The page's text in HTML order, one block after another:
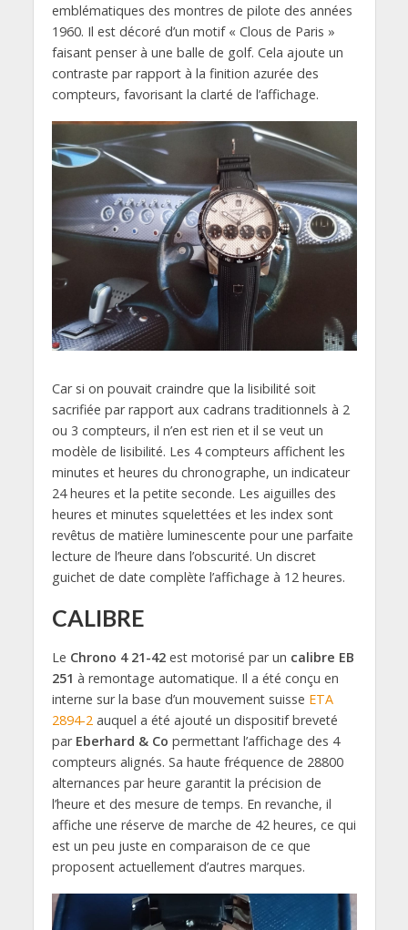
emblématiques des montres de pilote des années
1960. Il est décoré d’un motif « Clous de Paris »
faisant penser à une balle de golf. Cela ajoute un
contraste par rapport à la finition azurée des
compteurs, favorisant la clarté de l’affichage.
Car si on pouvait craindre que la lisibilité soit
sacrifiée par rapport aux cadrans traditionnels à 2
ou 3 compteurs, il n’en est rien et il se veut un
modèle de lisibilité. Les 4 compteurs affichent les
minutes et heures du chronographe, un indicateur
24 heures et la petite seconde. Les aiguilles des
heures et minutes squelettées et les index sont
revêtus de matière luminescente pour une parfaite
lecture de l’heure dans l’obscurité. Un discret
guichet de date complète l’affichage à 12 heures.
CALIBRE
Le Chrono 4 21-42est motorisé par un calibre EB
251 à remontage automatique. Il a été conçu en
interne sur la base d’un mouvement suisse ETA
2894-2auquel a été ajouté un dispositif breveté
par Eberhard & Co permettant l’affichage des 4
compteurs alignés. Sa haute fréquence de 28800
alternances par heure garantit la précision de
l’heure et des mesure de temps. En revanche, il
affiche une réserve de marche de 42 heures, ce qui
est un peu juste en comparaison de ce que
proposent actuellement d’autres marques.